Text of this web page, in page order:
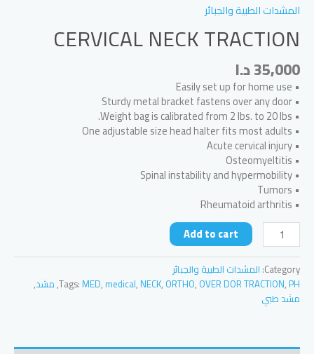
المشدات الطبية والجبائر
CERVICAL NECK TRACTION
35,000د.ا
• Easily set up for home use
• Sturdy metal bracket fastens over any door
• Weight bag is calibrated from 2 lbs. to 20 lbs.
• One adjustable size head halter fits most adults
• Acute cervical injury
• Osteomyeltitis
• Spinal instability and hypermobility
• Tumors
• Rheumatoid arthritis
CERVICAL
NECK
TRACTION
quantity
Add to cart
Category: المشدات الطبية والجبائر
Tags: MED, medical, NECK, ORTHO, OVER DOR TRACTION, PH
,مشد,
مشد طبي